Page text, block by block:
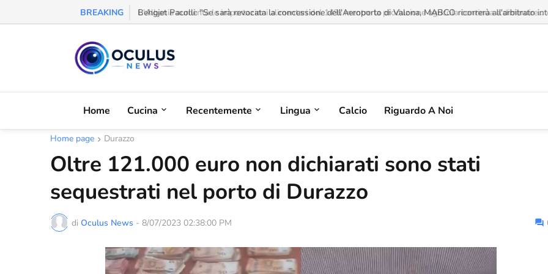
BREAKING L'Albania aumenta le importazioni alimentari del 14% mentre la produzione agricola continua a diminuire...
Home Cucina Recentemente Lingua Calcio Riguardo A Noi
Home page Durazzo
Oltre 121.000 euro non dichiarati sono stati
sequestrati nel porto di Durazzo
di Oculus News - 8/07/2023 02:38:00 PM